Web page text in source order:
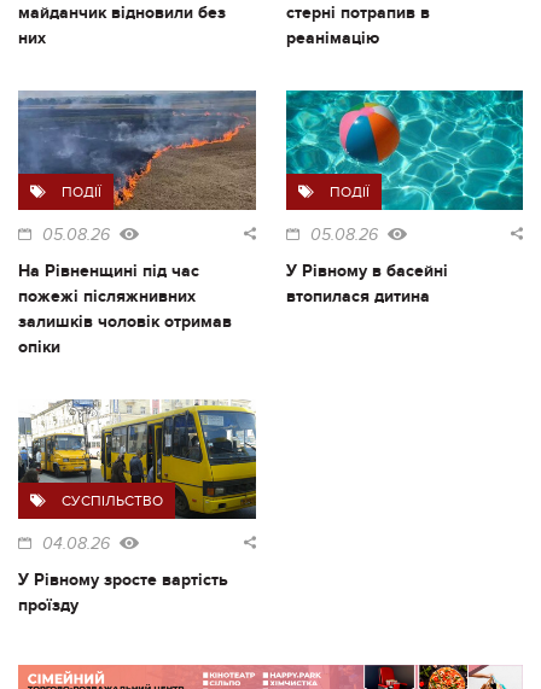
майданчик відновили без
них
стерні потрапив в
реанімацію
ПОДІЇ
05.08.26
На Рівненщині під час
пожежі післяжнивних
залишків чоловік отримав
опіки
ПОДІЇ
05.08.26
У Рівному в басейні
втопилася дитина
СУСПІЛЬСТВО
04.08.26
У Рівному зросте вартість
проїзду